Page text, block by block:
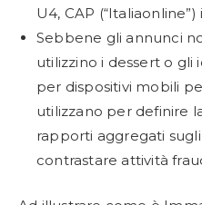
U4, CAP
Sebbene gli annunci
utilizzino i dessert o gli
per dispositivi mobili
utilizzano per definire
rapporti aggregati
contrastare attività